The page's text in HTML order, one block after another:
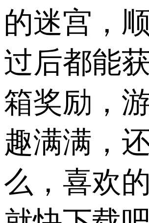
的迷宫，
过后都能
箱奖励，
趣满满，
么，喜欢